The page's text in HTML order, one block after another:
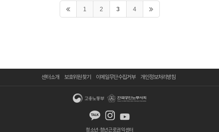
1 2 3 4
센터소개 보호위원 찾기 이메일무단수집거부 개인정보처리방침
청소년·청년근로권익센터